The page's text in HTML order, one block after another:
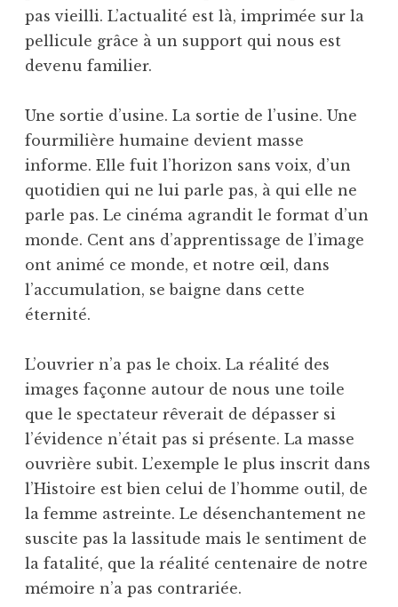
pas vieilli. L’actualité est là, imprimée sur la
pellicule grâce à un support qui nous est
devenu familier.
Une sortie d’usine. La sortie de l’usine. Une
fourmilière humaine devient masse
informe. Elle fuit l’horizon sans voix, d’un
quotidien qui ne lui parle pas, à qui elle ne
parle pas. Le cinéma agrandit le format d’un
monde. Cent ans d’apprentissage de l’image
ont animé ce monde, et notre œil, dans
l’accumulation, se baigne dans cette
éternité.
L’ouvrier n’a pas le choix. La réalité des
images façonne autour de nous une toile
que le spectateur rêverait de dépasser si
l’évidence n’était pas si présente. La masse
ouvrière subit. L’exemple le plus inscrit dans
l’Histoire est bien celui de l’homme outil, de
la femme astreinte. Le désenchantement ne
suscite pas la lassitude mais le sentiment de
la fatalité, que la réalité centenaire de notre
mémoire n’a pas contrariée.